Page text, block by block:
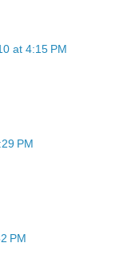
at 4:15 PM
PM
PM